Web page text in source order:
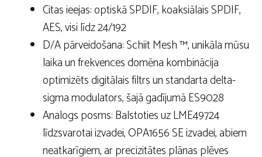
Citas ieejas: optiskā SPDIF, koaksiālais SPDIF,
AES, visi līdz 24/192
D/A pārveidošana: Schiit Mesh ™, unikāla mūsu
laika un frekvences domēna kombinācija
optimizēts digitālais filtrs un standarta delta-
sigma modulators, šajā gadījumā ES9028
Analogs posms: Balstoties uz LME49724
līdzsvarotai izvadei, OPA1656 SE izvadei, abiem
neatkarīgiem, ar precizitātes plānas plēves